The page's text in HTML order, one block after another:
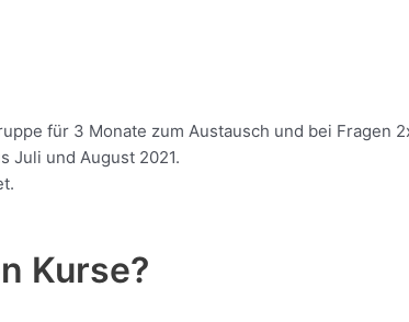
für 3 Monate zum Austausch und bei Fragen
Juli und August 2021.
Kurse?